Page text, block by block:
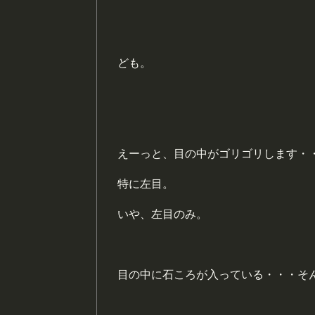
ども。
えーっと、目の中がゴリゴリします・
特に左目。
いや、左目のみ。
目の中に石ころが入っている・・・そ